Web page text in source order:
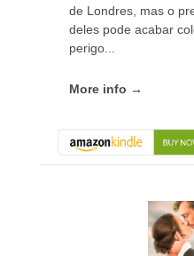
de Londres, mas o
deles pode acabar
perigo...
More info →